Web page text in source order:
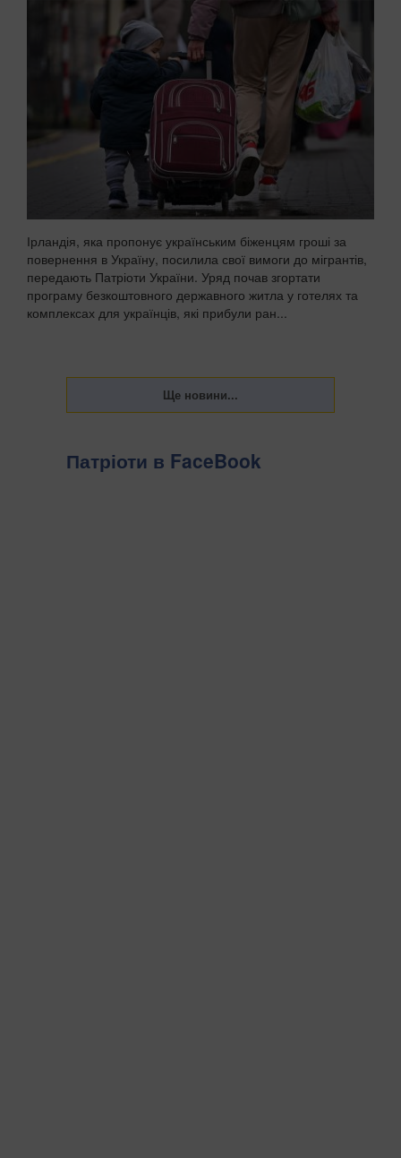
Ірландія, яка пропонує українським біженцям гроші за
повернення в Україну, посилила свої вимоги до мігрантів,
передають Патріоти України. Уряд почав згортати
програму безкоштовного державного житла у готелях та
комплексах для українців, які прибули ран...
Патріоти в FaceBook